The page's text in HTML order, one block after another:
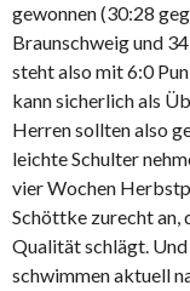
gewonnen (30:28
Braunschweig und
steht also mit 6:0
kann sicherlich als
Herren sollten also
leichte Schulter
vier Wochen
Schöttke zurecht an,
Qualität schlägt.
schwimmen aktuell